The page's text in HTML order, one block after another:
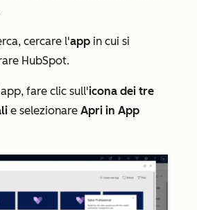
cercare l'app in cui si
HubSpot.
fare clic sull'icona dei tre
e selezionare Apri in App